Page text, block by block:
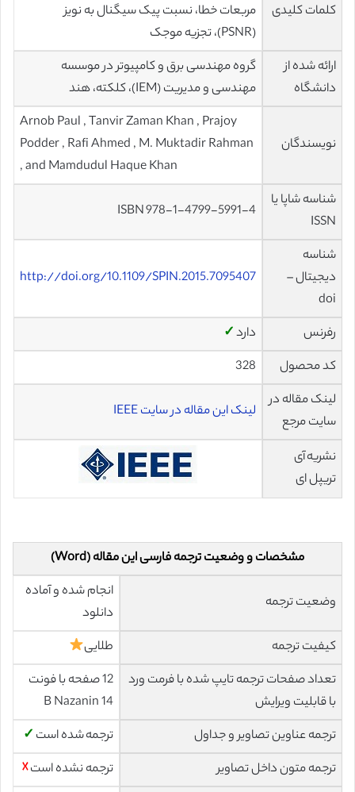
کلمات کلیدی
مربعات خطا، نسبت پیک سیگنال به نویز
(PSNR)، تجزیه موجک
ارائه شده از
دانشگاه
گروه مهندسی برق و کامپیوتر در موسسه
مهندسی و مدیریت (IEM)، کلکته، هند
نویسندگان
Arnob Paul , Tanvir Zaman Khan , Prajoy
Podder , Rafi Ahmed , M. Muktadir Rahman
, and Mamdudul Haque Khan
شناسه شاپا یا
ISSN
ISBN 978-1-4799-5991-4
شناسه
دیجیتال –
doi
http://doi.org/10.1109/SPIN.2015.7095407
رفرنس دارد✓
کد محصول
328
لینک مقاله در
سایت مرجع
لینک این مقاله در سایت IEEE
نشریه آی
تریپل ای
مشخصات و وضعیت ترجمه فارسی این مقاله (Word)
وضعیت ترجمه
انجام شده و آماده
دانلود
کیفیت ترجمه
طلایی
تعداد صفحات ترجمه تایپ شده با فرمت ورد
با قابلیت ویرایش
12 صفحه با فونت
14 B Nazanin
ترجمه عناوین تصاویر و جداول
ترجمه شده است ✓
ترجمه متون داخل تصاویر
ترجمه نشده است☓